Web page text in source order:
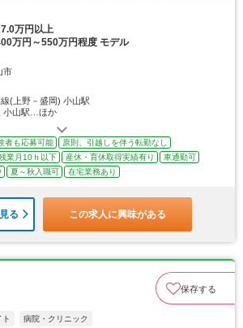
万円以上
万円～550万円程度 モデル
市
線(上野－盛岡) 小山駅
小山駅…ほか
者も応募可能
原則、引越しを伴う転勤なし
業月10ｈ以下 産休・育休取得実績有り
車通勤可
夏～秋入職可 在宅業務あり
る この求人に興味がある
保存する
病院・クリニック